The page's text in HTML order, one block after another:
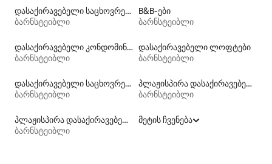
დასაქირავებელი საცხოვრებლები ადაპტირებული სიმაღლის უნიტაზით
ბარნსტეიბლი
B&B‑ები
ბარნსტეიბლი
დასაქირავებელი კონდომინიუმები
ბარნსტეიბლი
დასაქირავებელი ლოფტები
ბარნსტეიბლი
დასაქირავებელი საცხოვრებლები კაიაკით
ბარნსტეიბლი
პლაჟისპირა დასაქირავებელი კონდომინიუმები
ბარნსტეიბლი
პლაჟისპირა დასაქირავებელი საცხოვრებლები
ბარნსტეიბლი
მეტის ჩვენება